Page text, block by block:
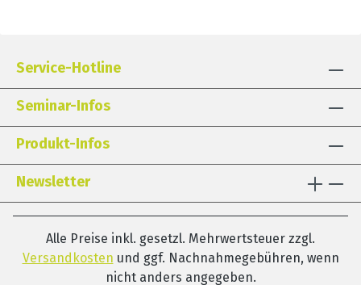
Service-Hotline
Seminar-Infos
Produkt-Infos
Newsletter
Alle Preise inkl. gesetzl. Mehrwertsteuer zzgl.
Versandkosten und ggf. Nachnahmegebühren, wenn
nicht anders angegeben.